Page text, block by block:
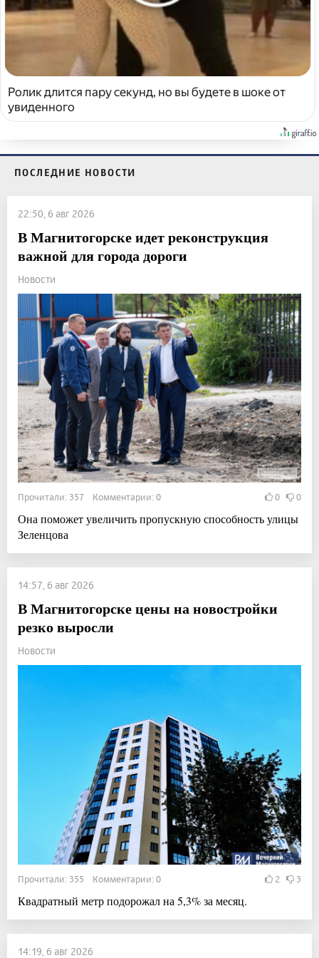
Ролик длится пару секунд, но вы будете в шоке от
увиденного
ПОСЛЕДНИЕ НОВОСТИ
22:50, 6 авг 2026
В Магнитогорске идет реконструкция
важной для города дороги
Новости
Прочитали: 357 Комментарии: 0 0 0
Она поможет увеличить пропускную способность улицы
Зеленцова
14:57, 6 авг 2026
В Магнитогорске цены на новостройки
резко выросли
Новости
Прочитали: 355 Комментарии: 0 2 3
Квадратный метр подорожал на 5,3% за месяц.
14:19, 6 авг 2026